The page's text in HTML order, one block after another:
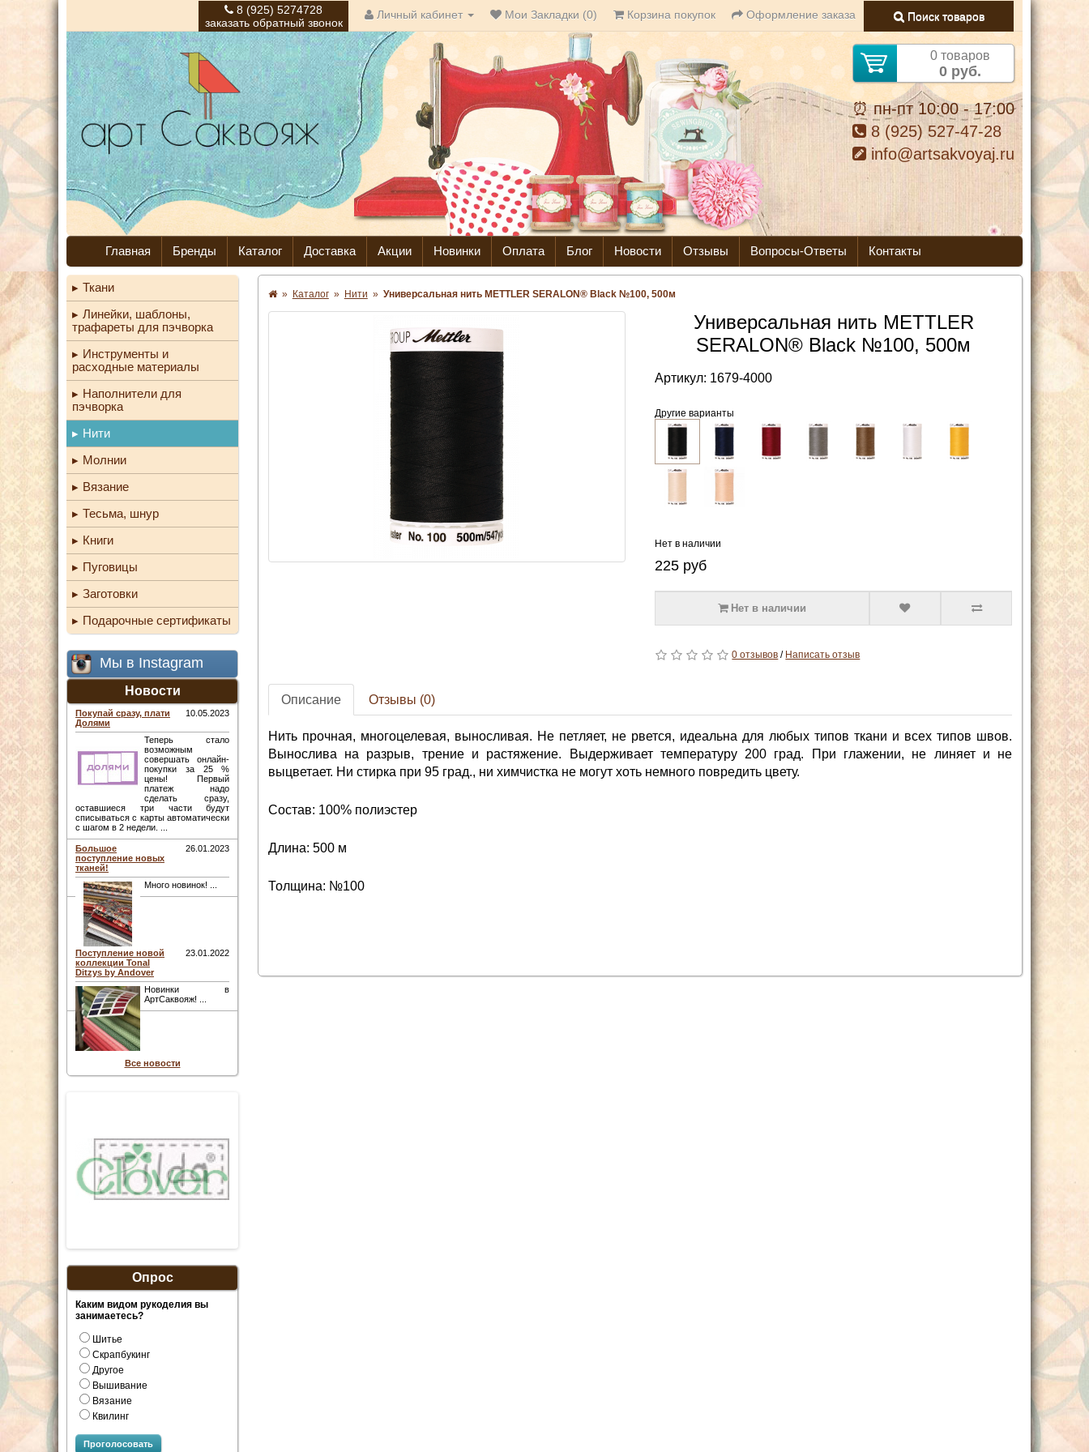
8 (925) 5274728
заказать обратный звонок
Личный кабинет Мои Закладки (0) Корзина покупок Оформление заказа Поиск товаров
0 товаров
0 руб.
⏰ пн-пт 10:00 - 17:00
8 (925) 527-47-28
info@artsakvoyaj.ru
Главная Бренды Каталог Доставка Акции Новинки Оплата Блог Новости Отзывы Вопросы-Ответы Контакты
Ткани
Линейки, шаблоны,
трафареты для пэчворка
Инструменты и
расходные материалы
Наполнители для
пэчворка
Нити
Молнии
Вязание
Тесьма, шнур
Книги
Пуговицы
Заготовки
Подарочные сертификаты
Мы в Instagram
Новости
Покупай сразу, плати
Долями
10.05.2023
Теперь стало
возможным
совершать онлайн-
покупки за 25 %
цены! Первый
платеж надо
сделать сразу,
оставшиеся три части будут
списываться с карты автоматически
с шагом в 2 недели. ...
Большое
поступление новых
тканей!
26.01.2023
Много новинок! ...
Поступление новой
коллекции Tonal
Ditzys by Andover
23.01.2022
Новинки в
АртСаквояж! ...
Все новости
Опрос
Каким видом рукоделия вы
занимаетесь?
Шитье
Скрапбукинг
Другое
Вышивание
Вязание
Квилинг
Проголосовать
» Каталог » Нити » Универсальная нить METTLER SERALON® Black №100, 500м
Универсальная нить METTLER
SERALON® Black №100, 500м
Артикул: 1679-4000
Другие варианты
Нет в наличии
225 руб
Нет в наличии
0 отзывов / Написать отзыв
Описание Отзывы (0)
Нить прочная, многоцелевая, выносливая. Не петляет, не рвется, идеальна для любых типов ткани и всех типов швов.
Вынослива на разрыв, трение и растяжение. Выдерживает температуру 200 град. При глажении, не линяет и не
выцветает. Ни стирка при 95 град., ни химчистка не могут хоть немного повредить цвету.
Состав: 100% полиэстер
Длина: 500 м
Толщина: №100